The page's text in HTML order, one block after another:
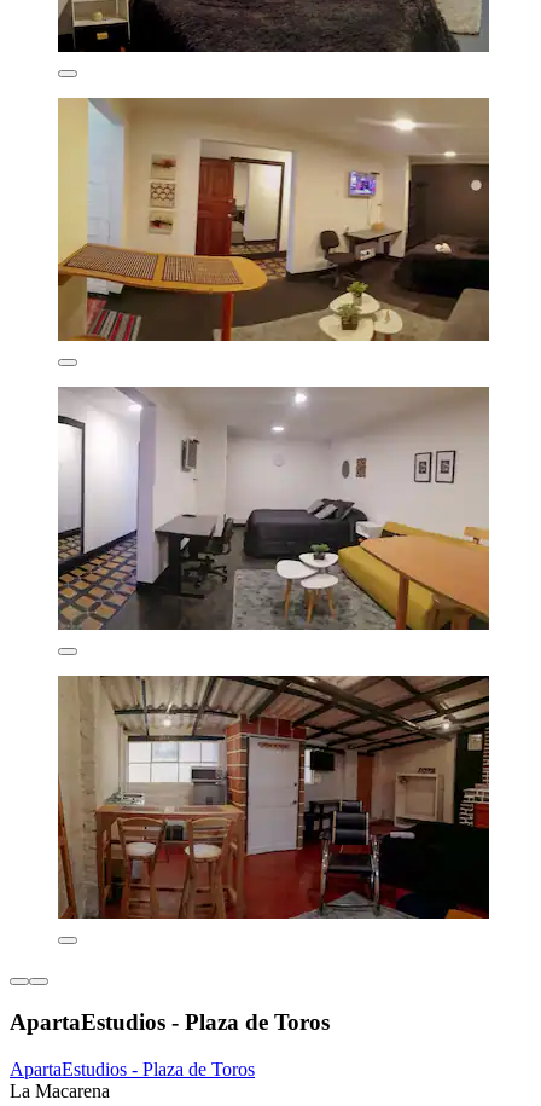
ApartaEstudios - Plaza de Toros
ApartaEstudios - Plaza de Toros
La Macarena